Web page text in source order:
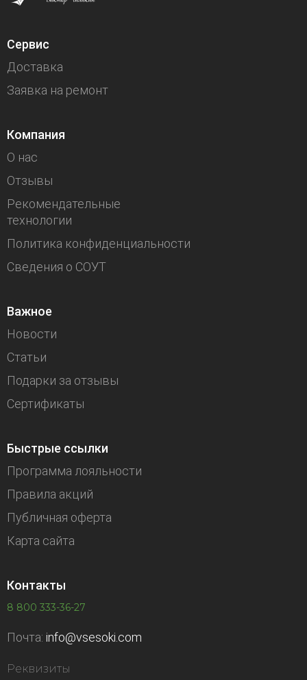
Сервис
Доставка
Заявка на ремонт
Компания
О нас
Отзывы
Рекомендательные
технологии
Политика конфиденциальности
Сведения о СОУТ
Важное
Новости
Статьи
Подарки за отзывы
Сертификаты
Быстрые ссылки
Программа лояльности
Правила акций
Публичная оферта
Карта сайта
Контакты
8 800 333-36-27
Почта: info@vsesoki.com
Реквизиты